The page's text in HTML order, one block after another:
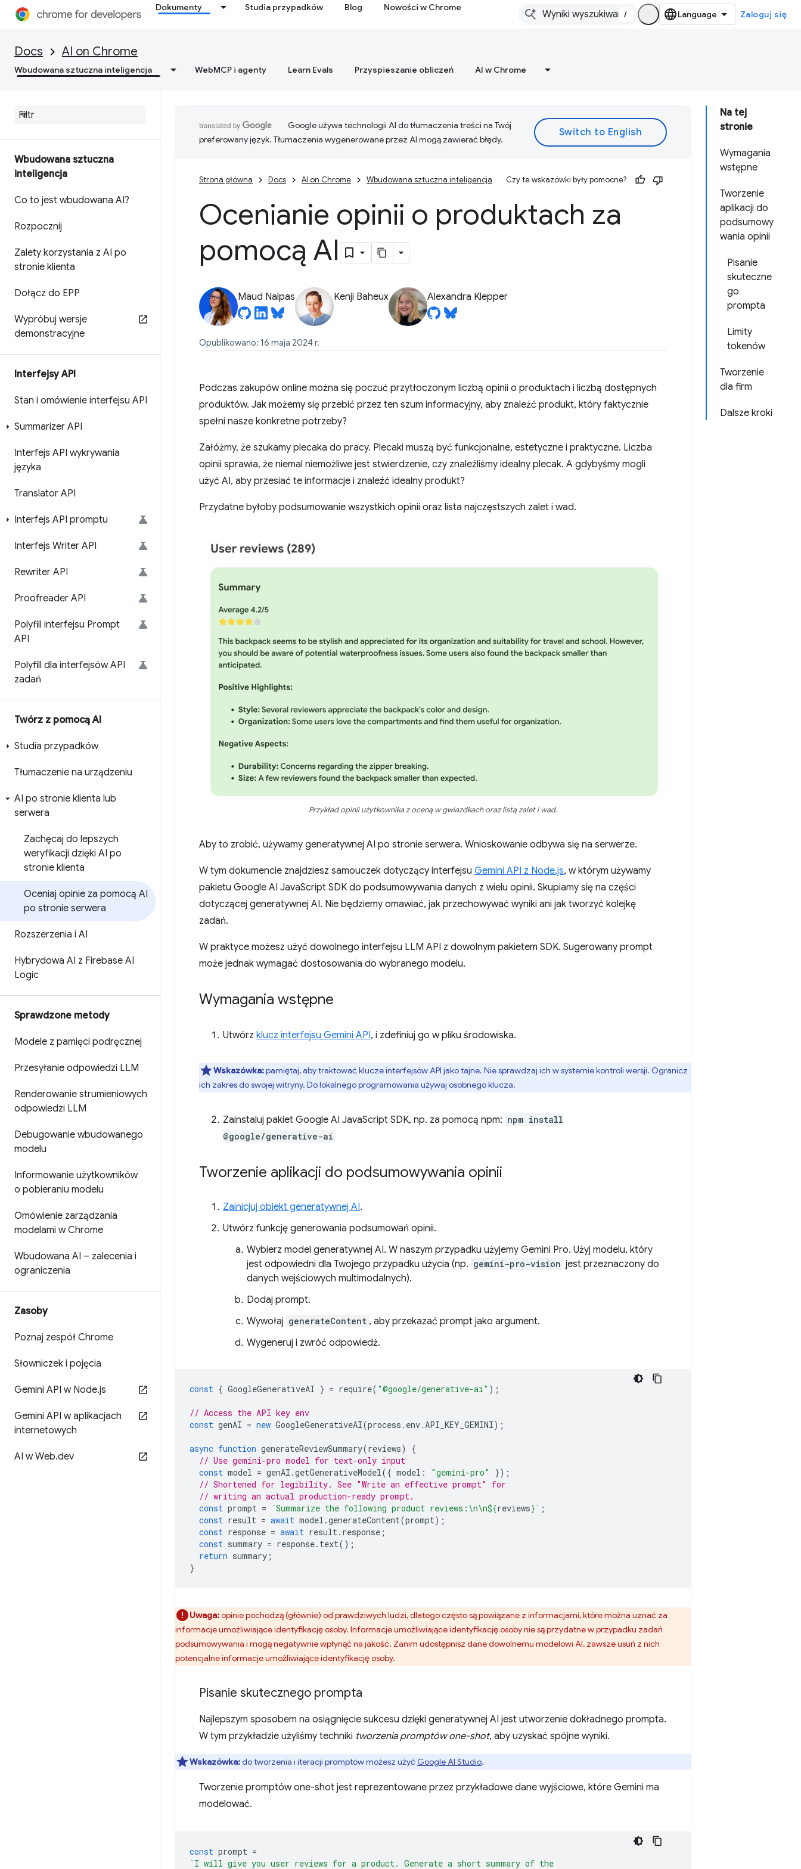
Dokumenty Studia przypadków Blog Nowości w Chrome
/ Zaloguj się
Docs AI on Chrome
Wbudowana sztuczna inteligencja WebMCP i agenty Learn Evals Przyspieszanie obliczeń AI w Chrome
Wbudowana sztuczna
inteligencja
Co to jest wbudowana AI?
Rozpocznij
Zalety korzystania z AI po
stronie klienta
Dołącz do EPP
Wypróbuj wersje
demonstracyjne
Interfejsy API
Stan i omówienie interfejsu API
Summarizer API
Interfejs API wykrywania
języka
Translator API
Interfejs API promptu
Interfejs Writer API
Rewriter API
Proofreader API
Polyfill interfejsu Prompt
API
Polyfill dla interfejsów API
zadań
Twórz z pomocą AI
Studia przypadków
Tłumaczenie na urządzeniu
AI po stronie klienta lub
serwera
Zachęcaj do lepszych
weryfikacji dzięki AI po
stronie klienta
Oceniaj opinie za pomocą AI
po stronie serwera
Rozszerzenia i AI
Hybrydowa AI z Firebase AI
Logic
Sprawdzone metody
Modele z pamięci podręcznej
Przesyłanie odpowiedzi LLM
Renderowanie strumieniowych
odpowiedzi LLM
Debugowanie wbudowanego
modelu
Informowanie użytkowników
o pobieraniu modelu
Omówienie zarządzania
modelami w Chrome
Wbudowana AI – zalecenia i
ograniczenia
Zasoby
Poznaj zespół Chrome
Słowniczek i pojęcia
Gemini API w Node.js
Gemini API w aplikacjach
internetowych
AI w Web.dev
Na tej
stronie
Wymagania
wstępne
Tworzenie
aplikacji do
podsumowy
wania opinii
Pisanie
skuteczne
go
prompta
Limity
tokenów
Tworzenie
dla firm
Dalsze kroki
Google używa technologii AI do tłumaczenia treści na Twój
preferowany język. Tłumaczenia wygenerowane przez AI mogą zawierać błędy.
Strona główna Docs AI on Chrome Wbudowana sztuczna inteligencja Czy te wskazówki były pomocne?
Ocenianie opinii o produktach za
pomocą AI
Maud Nalpas Kenji Baheux Alexandra Klepper
Opublikowano: 16 maja 2024 r.
Podczas zakupów online można się poczuć przytłoczonym liczbą opinii o produktach i liczbą dostępnych
produktów. Jak możemy się przebić przez ten szum informacyjny, aby znaleźć produkt, który faktycznie
spełni nasze konkretne potrzeby?
Załóżmy, że szukamy plecaka do pracy. Plecaki muszą być funkcjonalne, estetyczne i praktyczne. Liczba
opinii sprawia, że niemal niemożliwe jest stwierdzenie, czy znaleźliśmy idealny plecak. A gdybyśmy mogli
użyć AI, aby przesiać te informacje i znaleźć idealny produkt?
Przydatne byłoby podsumowanie wszystkich opinii oraz lista najczęstszych zalet i wad.
Przykład opinii użytkownika z oceną w gwiazdkach oraz listą zalet i wad.
Aby to zrobić, używamy generatywnej AI po stronie serwera. Wnioskowanie odbywa się na serwerze.
W tym dokumencie znajdziesz samouczek dotyczący interfejsu Gemini API z Node.js, w którym używamy
pakietu Google AI JavaScript SDK do podsumowywania danych z wielu opinii. Skupiamy się na części
dotyczącej generatywnej AI. Nie będziemy omawiać, jak przechowywać wyniki ani jak tworzyć kolejkę
zadań.
W praktyce możesz użyć dowolnego interfejsu LLM API z dowolnym pakietem SDK. Sugerowany prompt
może jednak wymagać dostosowania do wybranego modelu.
Wymagania wstępne
Utwórz klucz interfejsu Gemini API, i zdefiniuj go w pliku środowiska.
Wskazówka:pamiętaj, aby traktować klucze interfejsów API jako tajne. Nie sprawdzaj ich w systemie kontroli wersji. Ogranicz
ich zakres do swojej witryny. Do lokalnego programowania używaj osobnego klucza.
Zainstaluj pakiet Google AI JavaScript SDK, np. za pomocą npm: npm install
@google/generative-ai
Tworzenie aplikacji do podsumowywania opinii
Zainicjuj obiekt generatywnej AI.
Utwórz funkcję generowania podsumowań opinii.
Wybierz model generatywnej AI. W naszym przypadku użyjemy Gemini Pro. Użyj modelu, który
jest odpowiedni dla Twojego przypadku użycia (np. gemini-pro-vision jest przeznaczony do
danych wejściowych multimodalnych).
Dodaj prompt.
Wywołaj generateContent , aby przekazać prompt jako argument.
Wygeneruj i zwróć odpowiedź.
const { GoogleGenerativeAI } = require( "@google/generative-ai" );
// Access the API key env
const genAI = new GoogleGenerativeAI(process . env.API_KEY_GEMINI);
async function generateReviewSummary(reviews)
{
// Use gemini-pro model for text-only input
const model = genAI .getGenerativeModel({ model : "gemini-pro"
});
// Shortened for legibility. See "Write an effective prompt" for
// writing an actual production-ready prompt.
const prompt = `Summarize the following product reviews:\n\n${reviews} ` ;
const result = await model .generateContent(prompt);
const response = await result. response ;
const summary = response. text();
return summary ;
}
Uwaga:opinie pochodzą (głównie) od prawdziwych ludzi, dlatego często są powiązane z informacjami, które można uznać za
informacje umożliwiające identyfikację osoby. Informacje umożliwiające identyfikację osoby nie są przydatne w przypadku zadań
podsumowywania i mogą negatywnie wpłynąć na jakość. Zanim udostępnisz dane dowolnemu modelowi AI, zawsze usuń z nich
potencjalne informacje umożliwiające identyfikację osoby.
Pisanie skutecznego prompta
Najlepszym sposobem na osiągnięcie sukcesu dzięki generatywnej AI jest utworzenie dokładnego prompta.
W tym przykładzie użyliśmy techniki tworzenia promptów one-shot, aby uzyskać spójne wyniki.
Wskazówka:do tworzenia i iteracji promptów możesz użyć Google AI Studio.
Tworzenie promptów one-shot jest reprezentowane przez przykładowe dane wyjściowe, które Gemini ma
modelować.
const prompt =
`I will give you user reviews for a product. Generate a short summary of the